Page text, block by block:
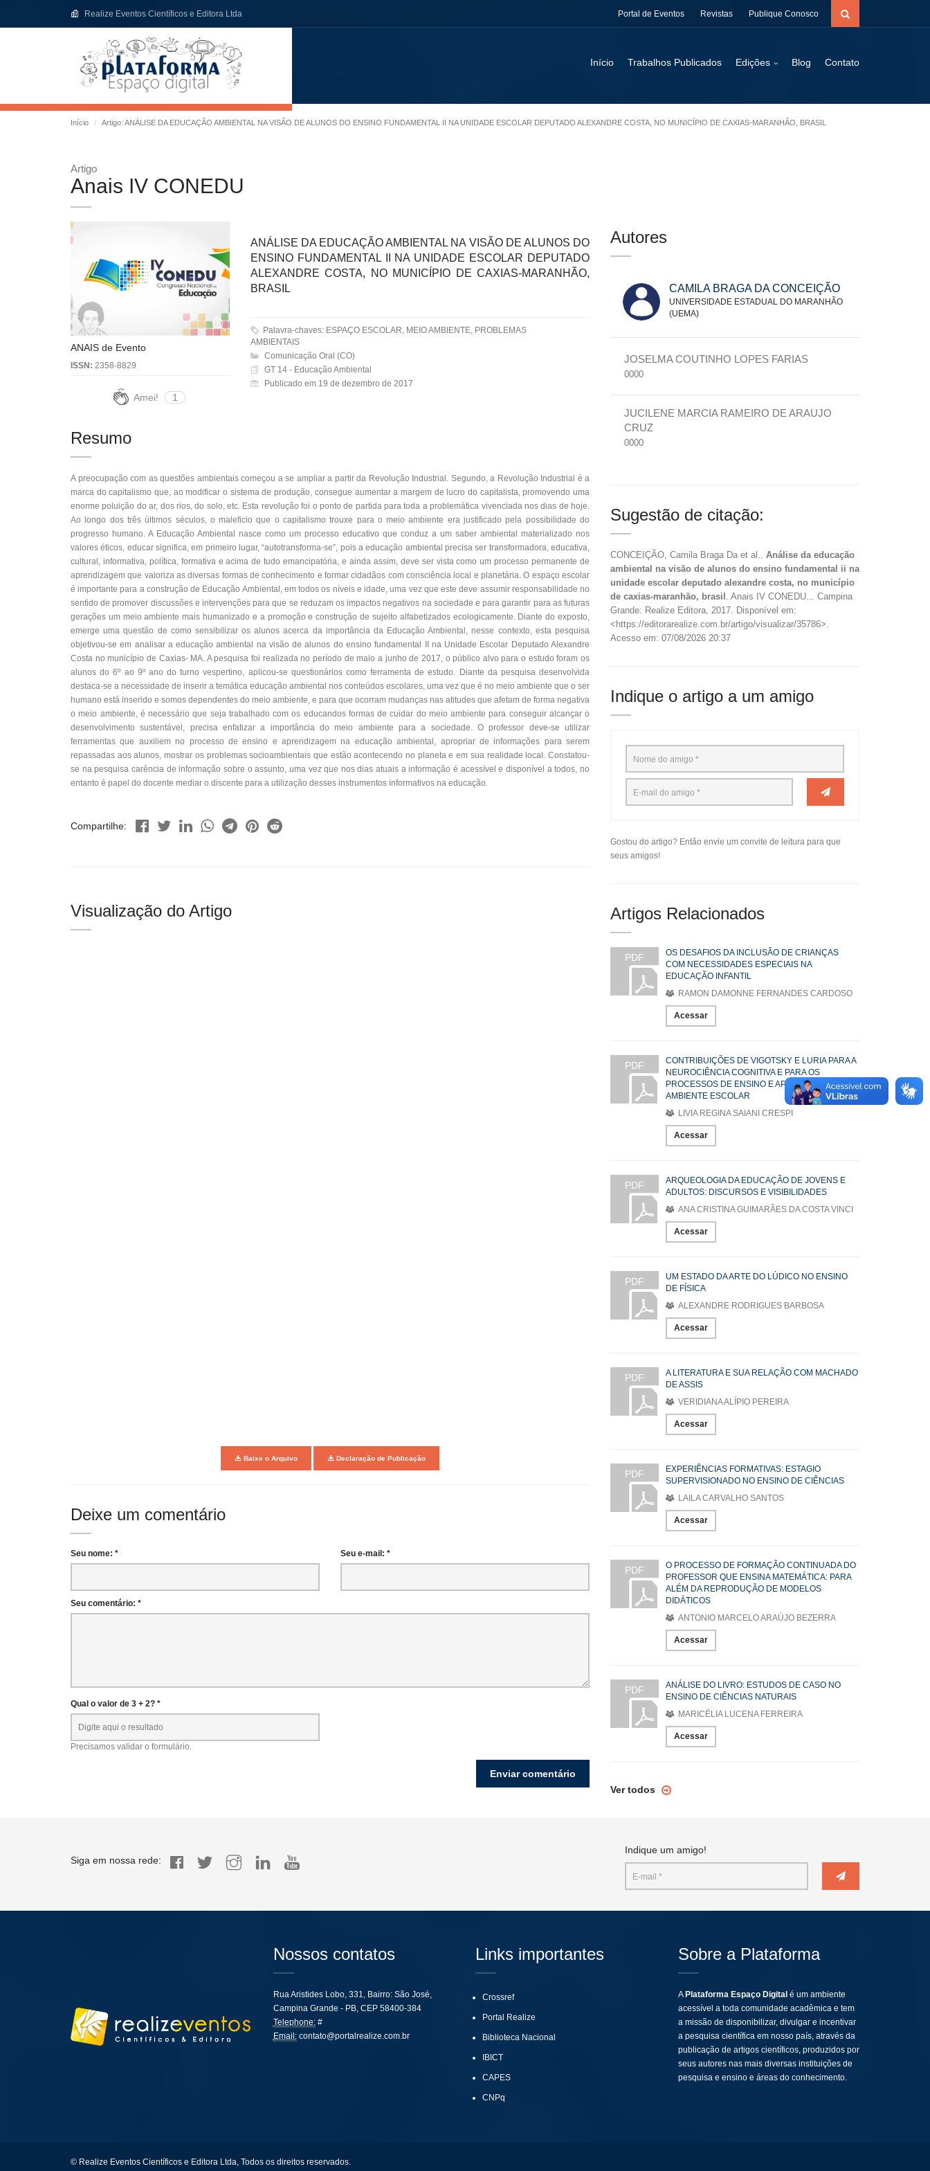
Realize Eventos Científicos e Editora Ltda Portal de Eventos Revistas Publique Conosco
Início Trabalhos Publicados Edições Blog Contato
Início Artigo: ANÁLISE DA EDUCAÇÃO AMBIENTAL NA VISÃO DE ALUNOS DO ENSINO FUNDAMENTAL II NA UNIDADE ESCOLAR DEPUTADO ALEXANDRE COSTA, NO MUNICÍPIO DE CAXIAS-MARANHÃO, BRASIL
Artigo
Anais IV CONEDU
ANAIS de Evento
ISSN: 2358-8829
Amei! 1
ANÁLISE DA EDUCAÇÃO AMBIENTAL NA VISÃO DE ALUNOS DO
ENSINO FUNDAMENTAL II NA UNIDADE ESCOLAR DEPUTADO
ALEXANDRE COSTA, NO MUNICÍPIO DE CAXIAS-MARANHÃO,
BRASIL
Palavra-chaves: ESPAÇO ESCOLAR, MEIO AMBIENTE, PROBLEMAS
AMBIENTAIS
Comunicação Oral (CO)
GT 14 - Educação Ambiental
Publicado em 19 de dezembro de 2017
Resumo
A preocupação com as questões ambientais começou a se ampliar a partir da Revolução Industrial. Segundo, a Revolução Industrial é a
marca do capitalismo que, ao modificar o sistema de produção, consegue aumentar a margem de lucro do capitalista, promovendo uma
enorme poluição do ar, dos rios, do solo, etc. Esta revolução foi o ponto de partida para toda a problemática vivenciada nos dias de hoje.
Ao longo dos três últimos séculos, o maleficio que o capitalismo trouxe para o meio ambiente era justificado pela possibilidade do
progresso humano. A Educação Ambiental nasce como um processo educativo que conduz a um saber ambiental materializado nos
valores éticos, educar significa, em primeiro lugar, “autotransforma-se”, pois a educação ambiental precisa ser transformadora, educativa,
cultural, informativa, política, formativa e acima de tudo emancipatória, e ainda assim, deve ser vista como um processo permanente de
aprendizagem que valoriza as diversas formas de conhecimento e formar cidadãos com consciência local e planetária. O espaço escolar
é importante para a construção de Educação Ambiental, em todos os níveis e idade, uma vez que este deve assumir responsabilidade no
sentido de promover discussões e intervenções para que se reduzam os impactos negativos na sociedade e para garantir para as futuras
gerações um meio ambiente mais humanizado e a promoção e construção de sujeito alfabetizados ecologicamente. Diante do exposto,
emerge uma questão de como sensibilizar os alunos acerca da importância da Educação Ambiental, nesse contexto, esta pesquisa
objetivou-se em analisar a educação ambiental na visão de alunos do ensino fundamental II na Unidade Escolar Deputado Alexandre
Costa no município de Caxias- MA. A pesquisa foi realizada no período de maio a junho de 2017, o público alvo para o estudo foram os
alunos do 6º ao 9º ano do turno vespertino, aplicou-se questionários como ferramenta de estudo. Diante da pesquisa desenvolvida
destaca-se a necessidade de inserir a temática educação ambiental nos conteúdos escolares, uma vez que é no meio ambiente que o ser
humano está inserido e somos dependentes do meio ambiente, e para que ocorram mudanças nas atitudes que afetam de forma negativa
o meio ambiente, é necessário que seja trabalhado com os educandos formas de cuidar do meio ambiente para conseguir alcançar o
desenvolvimento sustentável, precisa enfatizar a importância do meio ambiente para a sociedade. O professor deve-se utilizar
ferramentas que auxiliem no processo de ensino e aprendizagem na educação ambiental, apropriar de informações para serem
repassadas aos alunos, mostrar os problemas socioambientais que estão acontecendo no planeta e em sua realidade local. Constatou-
se na pesquisa carência de informação sobre o assunto, uma vez que nos dias atuais a informação é acessível e disponível a todos, no
entanto é papel do docente mediar o discente para a utilização desses instrumentos informativos na educação.
Compartilhe:
Visualização do Artigo
Baixe o Arquivo Declaração de Publicação
Deixe um comentário
Seu nome: * Seu e-mail: *
Seu comentário: *
Qual o valor de 3 + 2? *
Precisamos validar o formulário.
Autores
CAMILA BRAGA DA CONCEIÇÃO
UNIVERSIDADE ESTADUAL DO MARANHÃO
(UEMA)
JOSELMA COUTINHO LOPES FARIAS
0000
JUCILENE MARCIA RAMEIRO DE ARAUJO
CRUZ
0000
Sugestão de citação:
CONCEIÇÃO, Camila Braga Da et al.. Análise da educação
ambiental na visão de alunos do ensino fundamental ii na
unidade escolar deputado alexandre costa, no município
de caxias-maranhão, brasil . Anais IV CONEDU... Campina
Grande: Realize Editora, 2017. Disponível em:
<https://editorarealize.com.br/artigo/visualizar/35786>.
Acesso em: 07/08/2026 20:37
Indique o artigo a um amigo
Gostou do artigo? Então envie um convite de leitura para que
seus amigos!
Artigos Relacionados
PDF
OS DESAFIOS DA INCLUSÃO DE CRIANÇAS
COM NECESSIDADES ESPECIAIS NA
EDUCAÇÃO INFANTIL
RAMON DAMONNE FERNANDES CARDOSO
Acessar
PDF
CONTRIBUIÇÕES DE VIGOTSKY E LURIA PARA A
NEUROCIÊNCIA COGNITIVA E PARA OS
PROCESSOS DE ENSINO E APRENDIZAGEM NO
AMBIENTE ESCOLAR
LIVIA REGINA SAIANI CRESPI
Acessar
PDF
ARQUEOLOGIA DA EDUCAÇÃO DE JOVENS E
ADULTOS: DISCURSOS E VISIBILIDADES
ANA CRISTINA GUIMARÃES DA COSTA VINCI
Acessar
PDF
UM ESTADO DA ARTE DO LÚDICO NO ENSINO
DE FÍSICA
ALEXANDRE RODRIGUES BARBOSA
Acessar
PDF
A LITERATURA E SUA RELAÇÃO COM MACHADO
DE ASSIS
VERIDIANA ALÍPIO PEREIRA
Acessar
PDF
EXPERIÊNCIAS FORMATIVAS: ESTAGIO
SUPERVISIONADO NO ENSINO DE CIÊNCIAS
LAILA CARVALHO SANTOS
Acessar
PDF
O PROCESSO DE FORMAÇÃO CONTINUADA DO
PROFESSOR QUE ENSINA MATEMÁTICA: PARA
ALÉM DA REPRODUÇÃO DE MODELOS
DIDÁTICOS
ANTONIO MARCELO ARAÚJO BEZERRA
Acessar
PDF
ANÁLISE DO LIVRO: ESTUDOS DE CASO NO
ENSINO DE CIÊNCIAS NATURAIS
MARICÉLIA LUCENA FERREIRA
Acessar
Ver todos
Siga em nossa rede:
Indique um amigo!
Nossos contatos
Rua Aristides Lobo, 331, Bairro: São José,
Campina Grande - PB, CEP 58400-384
Telephone:#
Email: contato@portalrealize.com.br
Links importantes
Crossref
Portal Realize
Biblioteca Nacional
IBICT
CAPES
CNPq
Sobre a Plataforma
A Plataforma Espaço Digital é um ambiente
acessível a toda comunidade acadêmica e tem
a missão de disponibilizar, divulgar e incentivar
a pesquisa científica em nosso país, através da
publicação de artigos científicos, produzidos por
seus autores nas mais diversas instituições de
pesquisa e ensino e áreas do conhecimento.
© Realize Eventos Científicos e Editora Ltda, Todos os direitos reservados.